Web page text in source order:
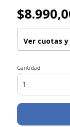
Ver cuotas
Cantidad